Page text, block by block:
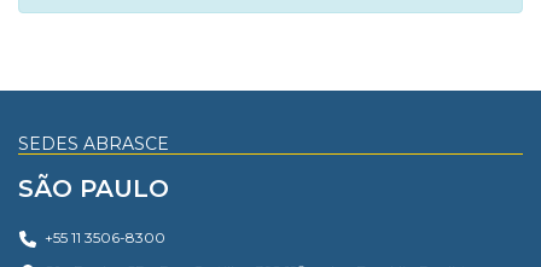
SEDES ABRASCE
SÃO PAULO
+55 11 3506-8300